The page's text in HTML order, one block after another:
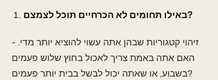
באילו תחומים לא הכרחיים תוכל לצמצם?
- זיהוי קטגוריות שבהן אתה עשוי להוציא יותר מדי.
האם אתה באמת צריך לאכול בחוץ שלוש פעמים
בשבוע, או שאתה יכול לבשל בבית יותר פעמים?